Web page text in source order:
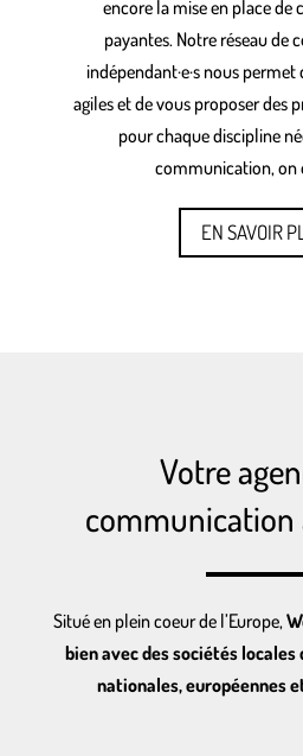
encore la mise en place de
payantes. Notre réseau de
indépendant·e·s nous
agiles et de vous proposer des
pour chaque discipline
communication, on
EN SAVOIR
Votre
communication
Situé en plein coeur de l’Europe,
bien avec des sociétés
nationales, européennes